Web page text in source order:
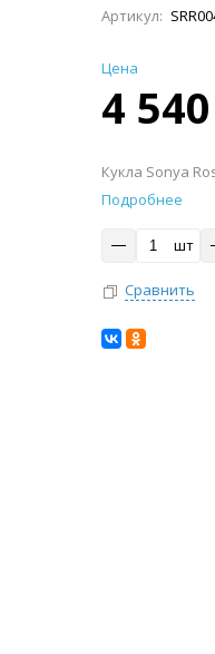
Артикул:
Цена
4
Кукла Sonya
Подробнее
шт
Сравнить